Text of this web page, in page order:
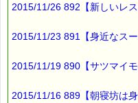
「プレゼントさせていただ
「プレゼントいたします」
2015/11/26 892【新しいレ
2015/11/23 891【身近なスー
2015/11/19 890【サツマイモ
2015/11/16 889【朝寝坊は身